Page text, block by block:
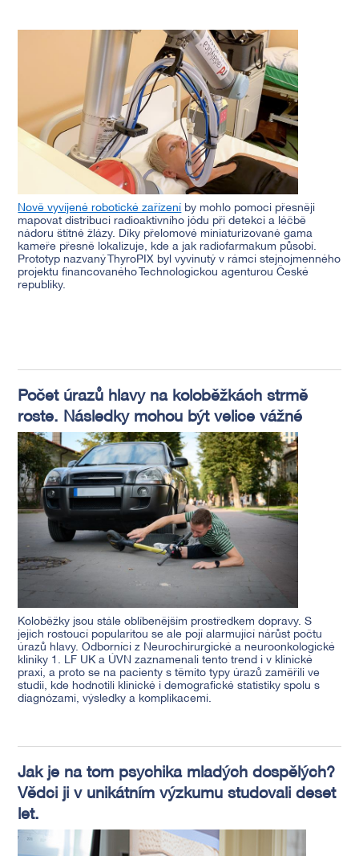
Nově vyvíjené robotické zařízení by mohlo pomoci přesněji
mapovat distribuci radioaktivního jódu při detekci a léčbě
nádoru štítné žlázy. Díky přelomové miniaturizované gama
kameře přesně lokalizuje, kde a jak radiofarmakum působí.
Prototyp nazvaný ThyroPIX byl vyvinutý v rámci stejnojmenného
projektu financovaného Technologickou agenturou České
republiky.
Počet úrazů hlavy na koloběžkách strmě
roste. Následky mohou být velice vážné
Koloběžky jsou stále oblíbenějším prostředkem dopravy. S
jejich rostoucí popularitou se ale pojí alarmující nárůst počtu
úrazů hlavy. Odborníci z Neurochirurgické a neuroonkologické
kliniky 1. LF UK a ÚVN zaznamenali tento trend i v klinické
praxi, a proto se na pacienty s těmito typy úrazů zaměřili ve
studii, kde hodnotili klinické i demografické statistiky spolu s
diagnózami, výsledky a komplikacemi.
Jak je na tom psychika mladých dospělých?
Vědci ji v unikátním výzkumu studovali deset
let.